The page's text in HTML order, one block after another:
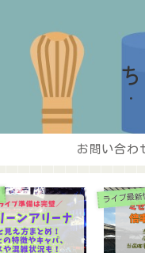
お問い合わ
ライブ最新